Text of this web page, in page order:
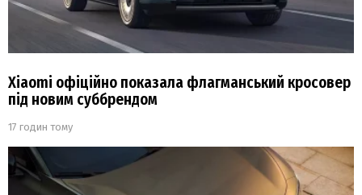
Xiaomi офіційно показала флагманський кросовер
під новим суббрендом
17 годин тому